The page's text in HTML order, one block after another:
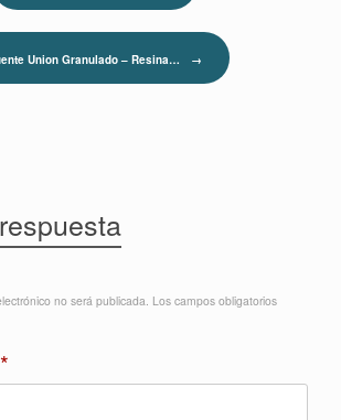
Union Granulado – Resina… →
no será publicada. Los campos obligatorios
*